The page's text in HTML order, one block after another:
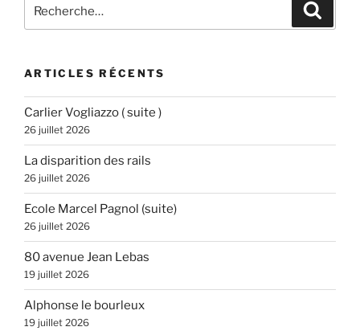
pour
ARTICLES RÉCENTS
Carlier Vogliazzo ( suite )
26 juillet 2026
La disparition des rails
26 juillet 2026
Ecole Marcel Pagnol (suite)
26 juillet 2026
80 avenue Jean Lebas
19 juillet 2026
Alphonse le bourleux
19 juillet 2026